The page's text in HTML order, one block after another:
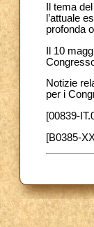
Il tema
l’attuale
profonda
Il 10
Notizie
per i
[00839-
[B0385-